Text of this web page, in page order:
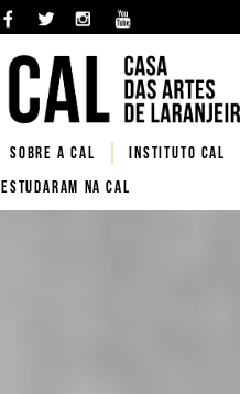
SOBRE A CAL Instituto CAL
Estudaram na CAL